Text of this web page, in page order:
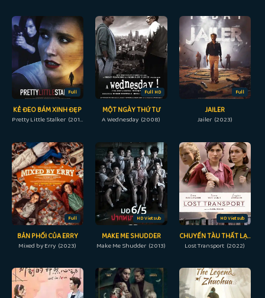
Full
KẺ ĐEO BÁM XINH ĐẸP
Pretty Little Stalker (2018)
Full HD
MỘT NGÀY THỨ TƯ
A Wednesday (2008)
Full
JAILER
Jailer (2023)
Full
BẢN PHỐI CỦA ERRY
Mixed by Erry (2023)
HD Vietsub
MAKE ME SHUDDER
Make Me Shudder (2013)
HD Vietsub
CHUYẾN TÀU THẤT LẠC
Lost Transport (2022)